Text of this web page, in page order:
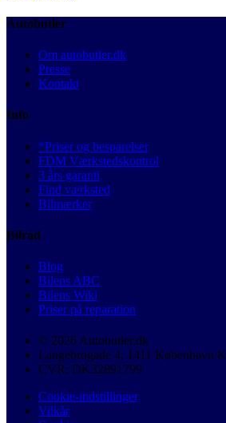
Autobutler
Om autobutler.dk
Presse
Kontakt
Info
*Priser og besparelser
FDM Værkstedskontrol
3 års garanti
Find værksted
Bilmærker
Bilråd
Blog
Bilens ABC
Bilens Wiki
Priser på reparation
© 2026 Autobutler.dk
Langebrogade 4, 1411 København K
CVR: DK32891799
Cookie-indstillinger
Vilkår